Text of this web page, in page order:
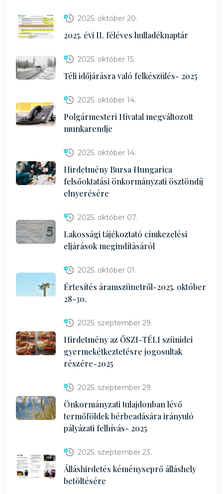
2025. október 20.
2025. évi II. féléves hulladéknaptár
2025. október 15.
Téli időjárásra való felkészülés- 2025
2025. október 14.
Polgármesteri Hivatal megváltozott
munkarendje
2025. október 14.
Hirdetmény Bursa Hungarica
felsőoktatási önkormányzati ösztöndíj
elnyerésére
2025. október 07.
Lakossági tájékoztató címkezelési
eljárások megindításáról
2025. október 01.
Értesítés áramszünetről-2025. október
28-30.
2025. szeptember 29.
Hirdetmény az ŐSZI-TÉLI szünidei
gyermekétkeztetésre jogosultak
részére-2025
2025. szeptember 29.
Önkormányzati tulajdonban lévő
termőföldek bérbeadására irányuló
pályázati felhívás- 2025
2025. szeptember 23.
Álláshirdetés kéményseprő álláshely
betöltésére